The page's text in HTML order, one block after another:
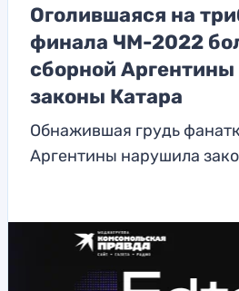
Оголившаяся на
финала ЧМ-2022
сборной
законы Катара
Обнажившая грудь
Аргентины нарушила